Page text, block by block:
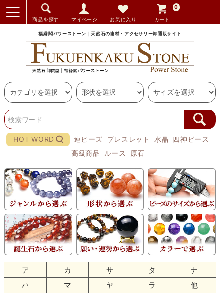
商品を探す マイページ お気に入り カート
0
福縁閣パワーストーン｜天然石の連材・アクセサリー卸通販サイト
HOT WORD 連ビーズ ブレスレット 水晶
四神ビーズ
高級商品
ルース 原石
ア カ サ タ
ナ
ハ
マ ヤ ラ 他